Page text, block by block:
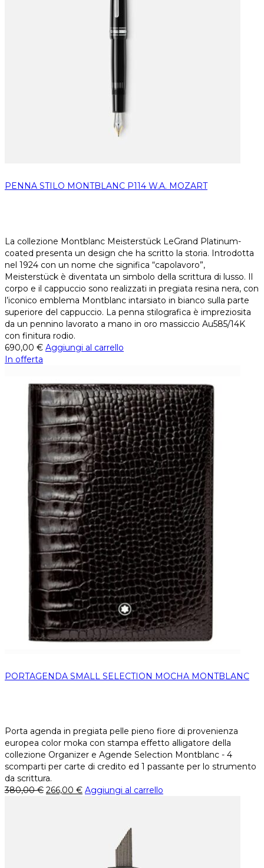
PENNA STILO MONTBLANC P114 W.A. MOZART
La collezione Montblanc Meisterstück LeGrand Platinum-
coated presenta un design che ha scritto la storia. Introdotta
nel 1924 con un nome che significa “capolavoro”,
Meisterstück è diventata un simbolo della scrittura di lusso. Il
corpo e il cappuccio sono realizzati in pregiata resina nera, con
l’iconico emblema Montblanc intarsiato in bianco sulla parte
superiore del cappuccio. La penna stilografica è impreziosita
da un pennino lavorato a mano in oro massiccio Au585/14K
con finitura rodio.
690,00 € Aggiungi al carrello
In offerta
PORTAGENDA SMALL SELECTION MOCHA MONTBLANC
Porta agenda in pregiata pelle pieno fiore di provenienza
europea color moka con stampa effetto alligatore della
collezione Organizer e Agende Selection Montblanc - 4
scomparti per carte di credito ed 1 passante per lo strumento
da scrittura.
380,00€ 266,00 € Aggiungi al carrello